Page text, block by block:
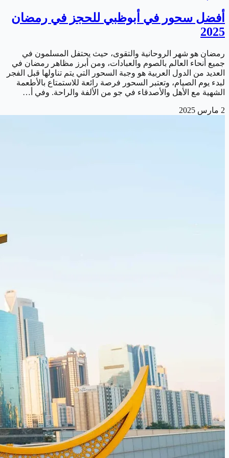
أفضل سحور في أبوظبي للحجز في رمضان
2025
رمضان هو شهر الروحانية والتقوى، حيث يحتفل المسلمون في
جميع أنحاء العالم بالصوم والعبادات، ومن أبرز مظاهر رمضان في
العديد من الدول العربية هو وجبة السحور التي يتم تناولها قبل الفجر
لبدء يوم الصيام، وتعتبر السحور فرصة رائعة للاستمتاع بالأطعمة
الشهية مع الأهل والأصدقاء في جو من الألفة والراحة. وفي أ…
2 مارس 2025